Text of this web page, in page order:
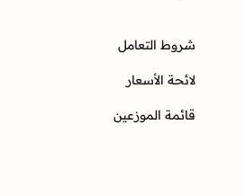
شروط التعامل
لائحة الأسعار
قائمة الموزعين